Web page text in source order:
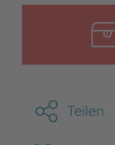
Teilen